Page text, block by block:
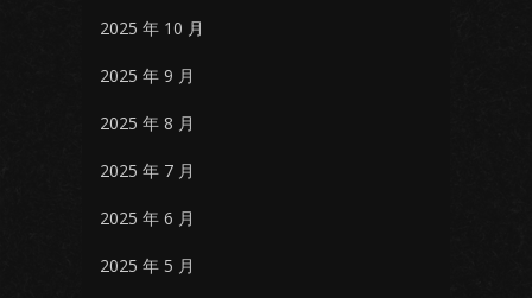
2025 年 10 月
2025 年 9 月
2025 年 8 月
2025 年 7 月
2025 年 6 月
2025 年 5 月